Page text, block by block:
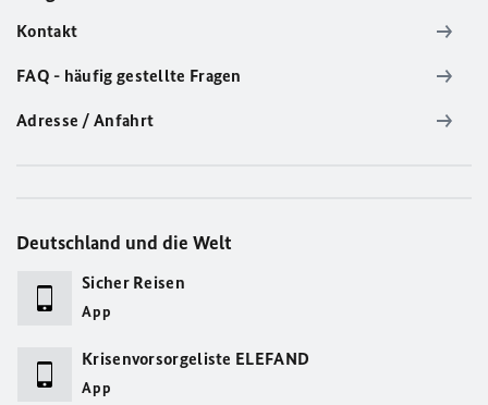
Kontakt
FAQ - häufig gestellte Fragen
Adresse / Anfahrt
Deutschland und die Welt
Sicher Reisen
App
Krisenvorsorgeliste ELEFAND
App